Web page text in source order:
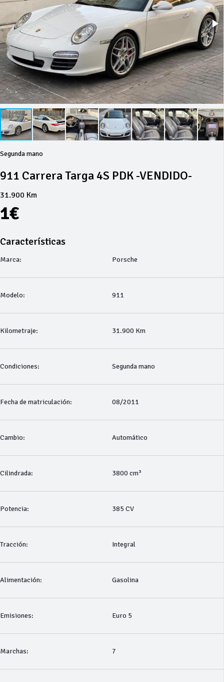
Segunda mano
911 Carrera Targa 4S PDK -VENDIDO-
31.900 Km
1€
Características
Marca: Porsche
Modelo: 911
Kilometraje: 31.900 Km
Condiciones: Segunda mano
Fecha de matriculación: 08/2011
Cambio: Automático
Cilindrada: 3800 cm³
Potencia: 385 CV
Tracción: Integral
Alimentación: Gasolina
Emisiones: Euro 5
Marchas: 7